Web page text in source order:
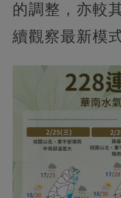
的調整，亦較
續觀察最新模